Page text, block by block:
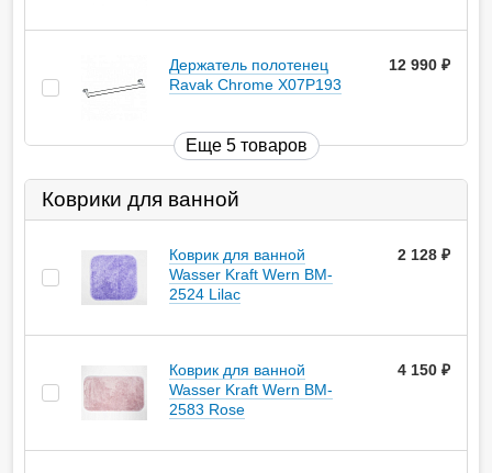
Держатель полотенец
Ravak Chrome X07P193
12 990
Еще 5 товаров
Коврики для ванной
Коврик для ванной
Wasser Kraft Wern BM-
2524 Lilac
2 128
Коврик для ванной
Wasser Kraft Wern BM-
2583 Rose
4 150